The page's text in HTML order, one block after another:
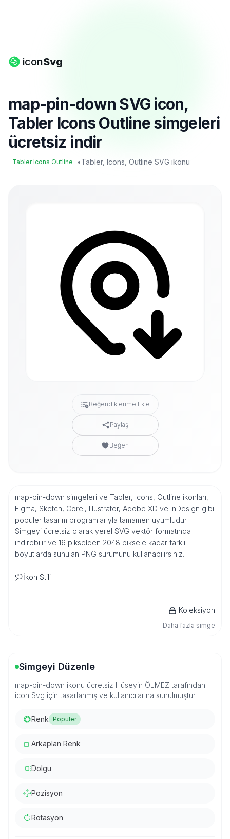
iconSvg
map-pin-down SVG icon,
Tabler Icons Outline simgeleri
ücretsiz indir
Tabler Icons Outline •Tabler, Icons, Outline SVG ikonu
Beğendiklerime Ekle
Paylaş
Beğen
map-pin-down simgeleri ve Tabler, Icons, Outline ikonları,
Figma, Sketch, Corel, Illustrator, Adobe XD ve InDesign gibi
popüler tasarım programlarıyla tamamen uyumludur.
Simgeyi ücretsiz olarak yerel SVG vektör formatında
indirebilir ve 16 pikselden 2048 piksele kadar farklı
boyutlarda sunulan PNG sürümünü kullanabilirsiniz.
İkon Stili
Koleksiyon
Daha fazla simge
Simgeyi Düzenle
map-pin-down ikonu ücretsiz Hüseyin ÖLMEZ tarafından
icon Svg için tasarlanmış ve kullanıcılarına sunulmuştur.
Renk Popüler
Arkaplan Renk
Dolgu
Pozisyon
Rotasyon